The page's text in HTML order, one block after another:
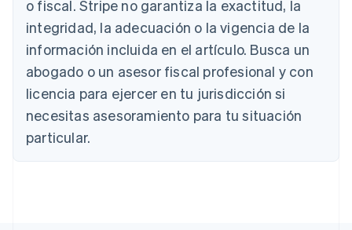
o fiscal. Stripe no garantiza la exactitud, la
integridad, la adecuación o la vigencia de la
información incluida en el artículo. Busca un
abogado o un asesor fiscal profesional y con
licencia para ejercer en tu jurisdicción si
necesitas asesoramiento para tu situación
particular.
Austria
DeutschEnglish
Bélgica
Nederlands FrançaisDeutsch English
Brasil
Português English
Bulgaria
English
Canadá
China continental